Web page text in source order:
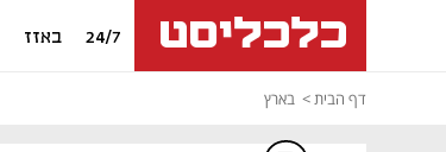
24/7 באזז
דף הבית בארץ